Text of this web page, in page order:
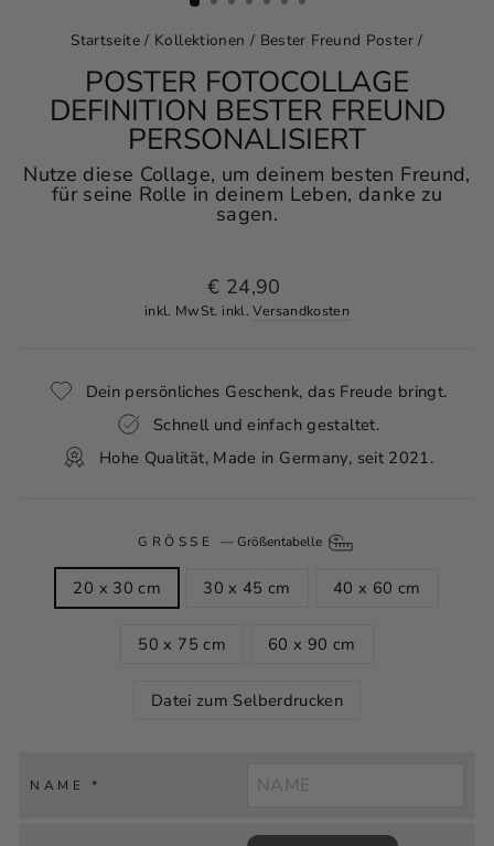
Startseite / Kollektionen / Bester Freund Poster /
POSTER FOTOCOLLAGE
DEFINITION BESTER FREUND
PERSONALISIERT
Nutze diese Collage, um deinem besten Freund,
für seine Rolle in deinem Leben, danke zu
sagen.
Normaler
Preis
€ 24,90
inkl. MwSt. inkl.Versandkosten
Dein persönliches Geschenk, das Freude bringt.
Schnell und einfach gestaltet.
Hohe Qualität, Made in Germany, seit 2021.
GRÖSSE —Größentabelle
20 x 30 cm 30 x 45 cm 40 x 60 cm
50 x 75 cm 60 x 90 cm
Datei zum Selberdrucken
NAME *